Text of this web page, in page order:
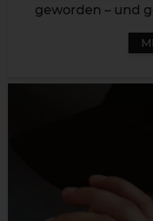
geworden – und